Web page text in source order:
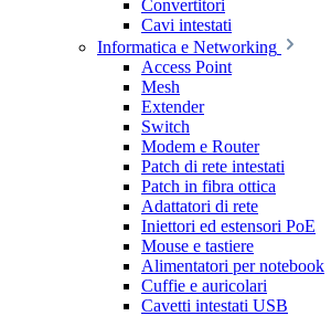
Convertitori
Cavi intestati
Informatica e Networking
Access Point
Mesh
Extender
Switch
Modem e Router
Patch di rete intestati
Patch in fibra ottica
Adattatori di rete
Iniettori ed estensori PoE
Mouse e tastiere
Alimentatori per notebook
Cuffie e auricolari
Cavetti intestati USB